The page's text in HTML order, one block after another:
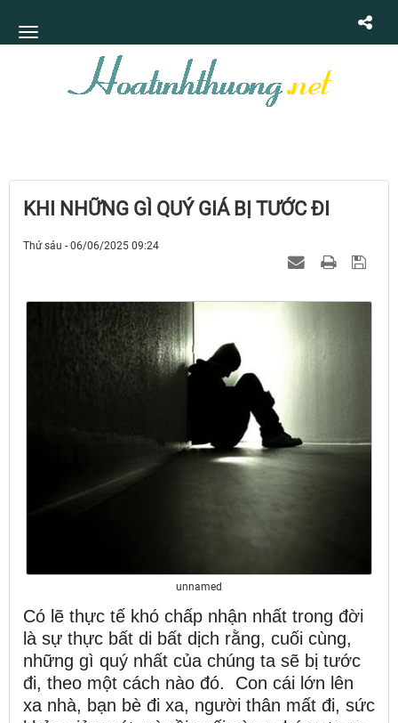
KHI NHỮNG GÌ QUÝ GIÁ BỊ TƯỚC ĐI
Thứ sáu - 06/06/2025 09:24
unnamed
Có lẽ thực tế khó chấp nhận nhất trong đời
là sự thực bất di bất dịch rằng, cuối cùng,
những gì quý nhất của chúng ta sẽ bị tước
đi, theo một cách nào đó. Con cái lớn lên
xa nhà, bạn bè đi xa, người thân mất đi, sức